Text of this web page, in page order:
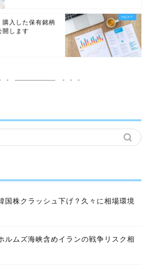
購入した保有銘柄
開します
国株クラッシュ下げ？久々に相場環境
ルムズ海峡含めイランの戦争リスク相